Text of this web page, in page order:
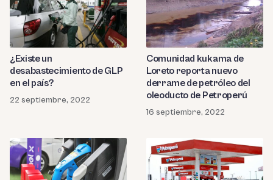
¿Existe un
desabastecimiento de GLP
en el país?
22 septiembre, 2022
Comunidad kukama de
Loreto reporta nuevo
derrame de petróleo del
oleoducto de Petroperú
16 septiembre, 2022